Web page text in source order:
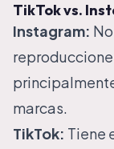
TikTok vs.
Instagram:
marcas.
TikTok: Tiene